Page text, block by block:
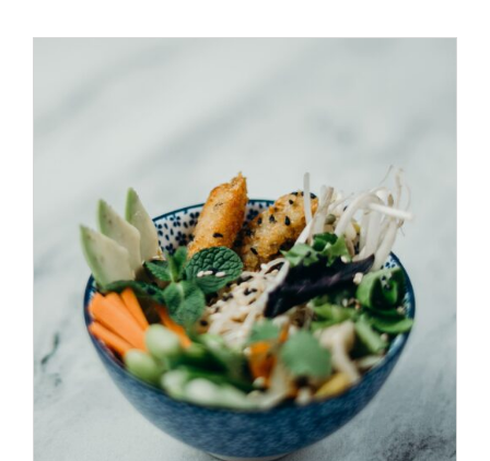
ADD TO CART / DÉTAILS